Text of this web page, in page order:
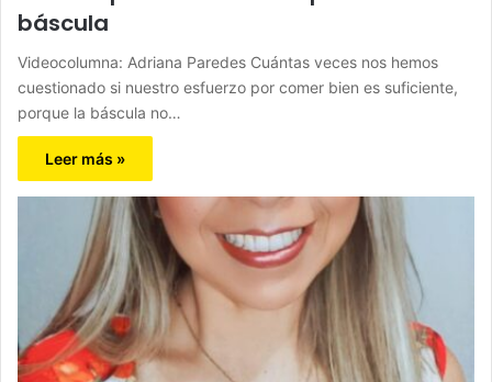
báscula
Videocolumna: Adriana Paredes Cuántas veces nos hemos
cuestionado si nuestro esfuerzo por comer bien es suficiente,
porque la báscula no…
Leer más »